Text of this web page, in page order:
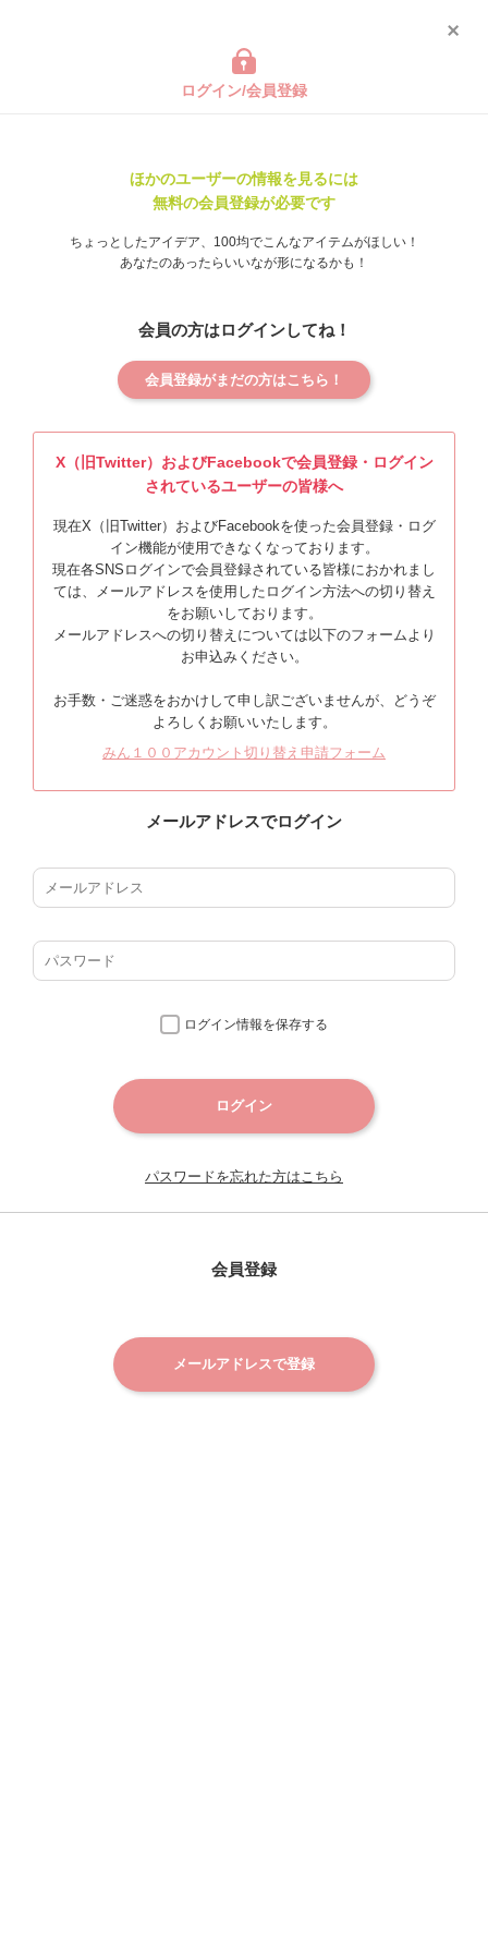
ログイン/会員登録
ほかのユーザーの情報を見るには
無料の会員登録が必要です
ちょっとしたアイデア、100均でこんなアイテムがほしい！
あなたのあったらいいなが形になるかも！
会員の方はログインしてね！
会員登録がまだの方はこちら！
X（旧Twitter）およびFacebookで会員登録・ログイン
されているユーザーの皆様へ
現在X（旧Twitter）およびFacebookを使った会員登録・ログ
イン機能が使用できなくなっております。
現在各SNSログインで会員登録されている皆様におかれまし
ては、メールアドレスを使用したログイン方法への切り替え
をお願いしております。
メールアドレスへの切り替えについては以下のフォームより
お申込みください。
お手数・ご迷惑をおかけして申し訳ございませんが、どうぞ
よろしくお願いいたします。
みん１００アカウント切り替え申請フォーム
メールアドレスでログイン
ログイン情報を保存する
ログイン
パスワードを忘れた方はこちら
会員登録
メールアドレスで登録